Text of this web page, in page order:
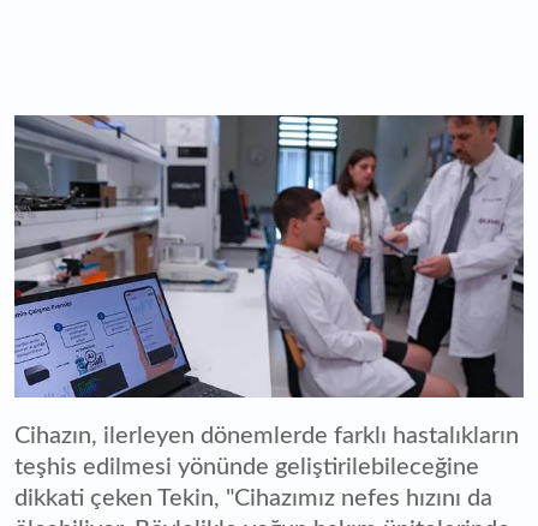
Cihazın, ilerleyen dönemlerde farklı hastalıkların
teşhis edilmesi yönünde geliştirilebileceğine
dikkati çeken Tekin, "Cihazımız nefes hızını da